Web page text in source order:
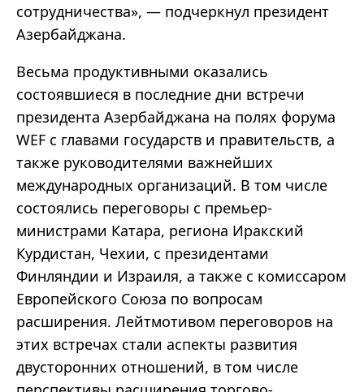
сотрудничества», — подчеркнул президент
Азербайджана.
Весьма продуктивными оказались
состоявшиеся в последние дни встречи
президента Азербайджана на полях форума
WEF с главами государств и правительств, а
также руководителями важнейших
международных организаций. В том числе
состоялись переговоры с премьер-
министрами Катара, региона Иракский
Курдистан, Чехии, с президентами
Финляндии и Израиля, а также с комиссаром
Европейского Союза по вопросам
расширения. Лейтмотивом переговоров на
этих встречах стали аспекты развития
двусторонних отношений, в том числе